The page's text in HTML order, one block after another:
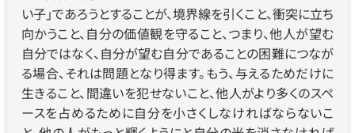
い子」であろうとすることが、境界線を引くこと、衝突に立ち
向かうこと、自分の価値観を守ること、つまり、他人が望む
自分ではなく、自分が望む自分であることの困難につなが
る場合、それは問題となり得ます。もう、与えるためだけに
生きること、間違いを犯せないこと、他人がより多くのスペ
ースを占めるために自分を小さくしなければならないこ